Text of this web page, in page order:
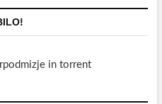
in torrent